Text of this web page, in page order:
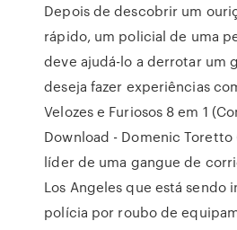
Depois de descobrir um
rápido, um policial de uma
deve ajudá-lo a derrotar um
deseja fazer experiências
Velozes e Furiosos 8 em 1
Download - Domenic Toretto
líder de uma gangue de
Los Angeles que está sendo
polícia por roubo de